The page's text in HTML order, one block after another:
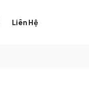
Liên Hệ